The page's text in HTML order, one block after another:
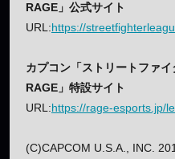
RAGE」公式サイト
URL:https://
カプコン「ストリートファ
RAGE」特設サイト
URL:https://rage-esports.jp/
(C)CAPCOM U.S.A., INC.